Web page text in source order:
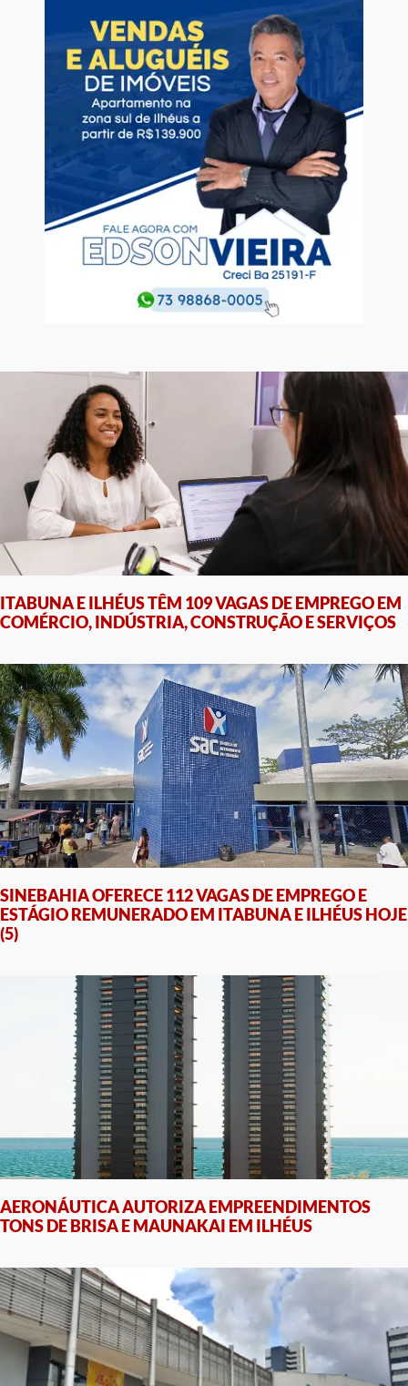
ITABUNA E ILHÉUS TÊM 109 VAGAS DE EMPREGO EM
COMÉRCIO, INDÚSTRIA, CONSTRUÇÃO E SERVIÇOS
SINEBAHIA OFERECE 112 VAGAS DE EMPREGO E
ESTÁGIO REMUNERADO EM ITABUNA E ILHÉUS HOJE
(5)
AERONÁUTICA AUTORIZA EMPREENDIMENTOS
TONS DE BRISA E MAUNAKAI EM ILHÉUS